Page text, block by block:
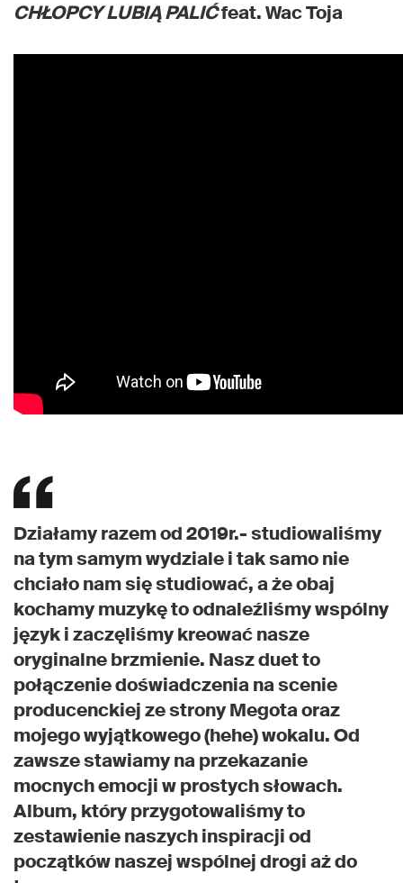
CHŁOPCY LUBIĄ PALIĆfeat. Wac Toja
Działamy razem od 2019r.- studiowaliśmy
na tym samym wydziale i tak samo nie
chciało nam się studiować, a że obaj
kochamy muzykę to odnaleźliśmy wspólny
język i zaczęliśmy kreować nasze
oryginalne brzmienie. Nasz duet to
połączenie doświadczenia na scenie
producenckiej ze strony Megota oraz
mojego wyjątkowego (hehe) wokalu. Od
zawsze stawiamy na przekazanie
mocnych emocji w prostych słowach.
Album, który przygotowaliśmy to
zestawienie naszych inspiracji od
początków naszej wspólnej drogi aż do